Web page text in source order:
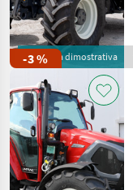
-3 %
Macchina dimostrativa